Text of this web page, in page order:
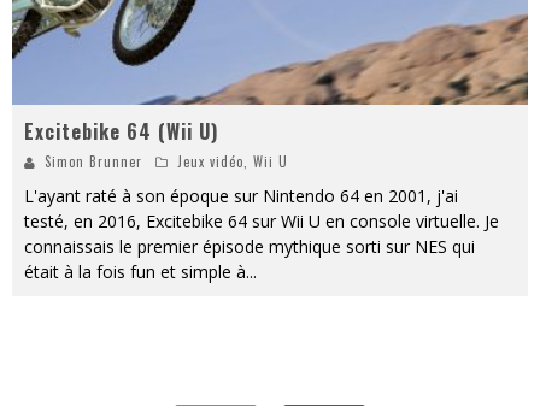
Excitebike 64 (Wii U)
Simon Brunner Jeux vidéo Wii U
L'ayant raté à son époque sur Nintendo 64 en 2001, j'ai
testé, en 2016, Excitebike 64 sur Wii U en console virtuelle. Je
connaissais le premier épisode mythique sorti sur NES qui
était à la fois fun et simple à...